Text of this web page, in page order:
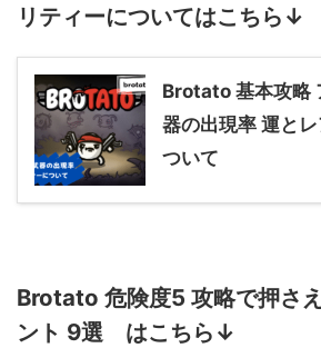
リティーについてはこちら↓
Brotato 基本攻略
器の出現率 運と
ついて
Brotato 危険度5 攻略で押さ
ント 9選 はこちら↓